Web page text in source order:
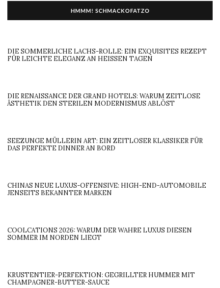
HMMM! SCHMACKOFATZO
DIE SOMMERLICHE LACHS-ROLLE: EIN EXQUISITES REZEPT
FÜR LEICHTE ELEGANZ AN HEISSEN TAGEN
DIE RENAISSANCE DER GRAND HOTELS: WARUM ZEITLOSE
ÄSTHETIK DEN STERILEN MODERNISMUS ABLÖST
SEEZUNGE MÜLLERIN ART: EIN ZEITLOSER KLASSIKER FÜR
DAS PERFEKTE DINNER AN BORD
CHINAS NEUE LUXUS-OFFENSIVE: HIGH-END-AUTOMOBILE
JENSEITS BEKANNTER MARKEN
COOLCATIONS 2026: WARUM DER WAHRE LUXUS DIESEN
SOMMER IM NORDEN LIEGT
KRUSTENTIER-PERFEKTION: GEGRILLTER HUMMER MIT
CHAMPAGNER-BUTTER-SAUCE